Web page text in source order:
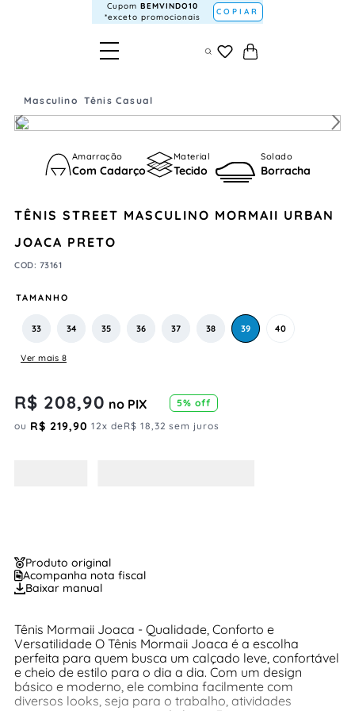
Cupom BEMVINDO10
*exceto promocionais
COPIAR
Masculino Tênis Casual
Amarração
Com Cadarço
Material
Tecido
Solado
Borracha
TÊNIS STREET MASCULINO MORMAII URBAN
JOACA PRETO
COD: 73161
TAMANHO
33 34 35 36 37 38 39 40
Ver mais 8
R$ 208,90 no PIX 5% off
ou R$ 219,90 12x deR$ 18,32 sem juros
Produto original
Acompanha nota fiscal
Baixar manual
Tênis Mormaii Joaca - Qualidade, Conforto e
Versatilidade O Tênis Mormaii Joaca é a escolha
perfeita para quem busca um calçado leve, confortável
e cheio de estilo para o dia a dia. Com um design
básico e moderno, ele combina facilmente com
diversos looks, seja para o trabalho, atividades